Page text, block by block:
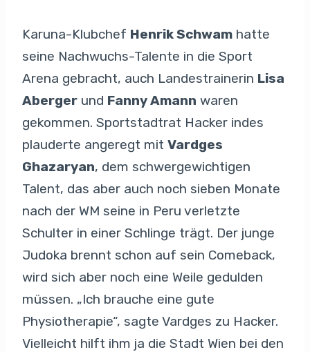
Karuna-Klubchef Henrik Schwam hatte
seine Nachwuchs-Talente in die Sport
Arena gebracht, auch Landestrainerin Lisa
Aberger und Fanny Amann waren
gekommen. Sportstadtrat Hacker indes
plauderte angeregt mit Vardges
Ghazaryan, dem schwergewichtigen
Talent, das aber auch noch sieben Monate
nach der WM seine in Peru verletzte
Schulter in einer Schlinge trägt. Der junge
Judoka brennt schon auf sein Comeback,
wird sich aber noch eine Weile gedulden
müssen. „Ich brauche eine gute
Physiotherapie“, sagte Vardges zu Hacker.
Vielleicht hilft ihm ja die Stadt Wien bei den